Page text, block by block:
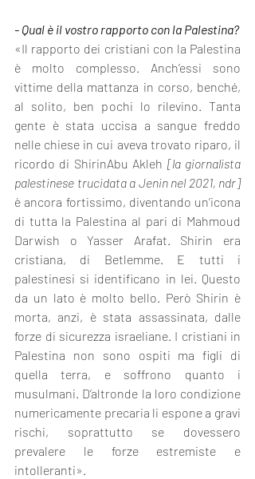
- Qual è il vostro rapporto con la Palestina?
«Il rapporto dei cristiani con la Palestina
è molto complesso. Anch’essi sono
vittime della mattanza in corso, benché,
al solito, ben pochi lo rilevino. Tanta
gente è stata uccisa a sangue freddo
nelle chiese in cui aveva trovato riparo, il
ricordo di ShirinAbu Akleh [la giornalista
palestinese trucidata a Jenin nel 2021, ndr]
è ancora fortissimo, diventando un’icona
di tutta la Palestina al pari di Mahmoud
Darwish o Yasser Arafat. Shirin era
cristiana, di Betlemme. E tutti i
palestinesi si identificano in lei. Questo
da un lato è molto bello. Però Shirin è
morta, anzi, è stata assassinata, dalle
forze di sicurezza israeliane. I cristiani in
Palestina non sono ospiti ma figli di
quella terra, e soffrono quanto i
musulmani. D’altronde la loro condizione
numericamente precaria li espone a gravi
rischi, soprattutto se dovessero
prevalere le forze estremiste e
intolleranti».